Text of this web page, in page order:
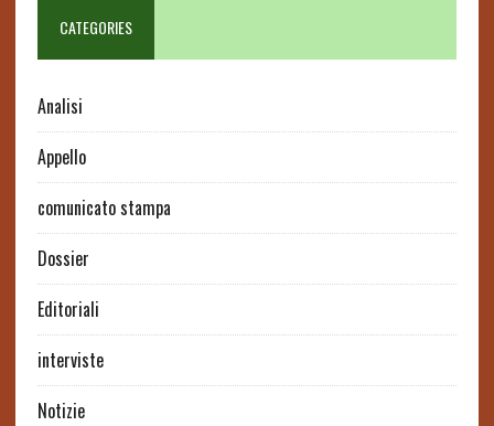
CATEGORIES
Analisi
Appello
comunicato stampa
Dossier
Editoriali
interviste
Notizie